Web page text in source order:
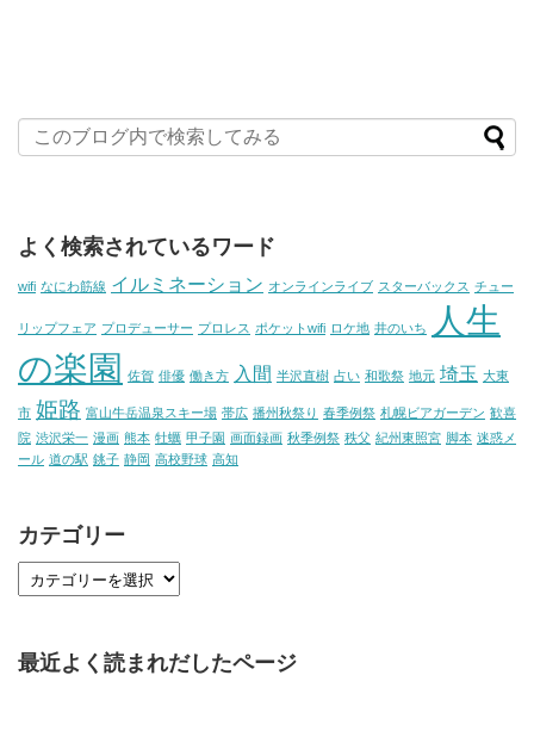
よく検索されているワード
wifi なにわ筋線 イルミネーション オンラインライブ スターバックス チュー
リップフェア プロデューサー プロレス ポケットwifi ロケ地 井のいち
人生
の楽園 佐賀 俳優 働き方 入間 半沢直樹 占い 和歌祭 地元 埼玉 大東
市 姫路 富山牛岳温泉スキー場 帯広 播州秋祭り 春季例祭 札幌ビアガーデン 歓喜
院 渋沢栄一 漫画 熊本 牡蠣 甲子園 画面録画 秋季例祭 秩父 紀州東照宮 脚本 迷惑メ
ール 道の駅 銚子 静岡 高校野球 高知
カテゴリー
最近よく読まれだしたページ